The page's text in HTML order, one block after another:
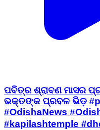
ପବିତ୍ର ଶ୍ରାବଣ ମାସର
ଭକ୍ତଙ୍କ ପ୍ରବଳ ଭିଡ଼
#OdishaNews
#kapilashtemple